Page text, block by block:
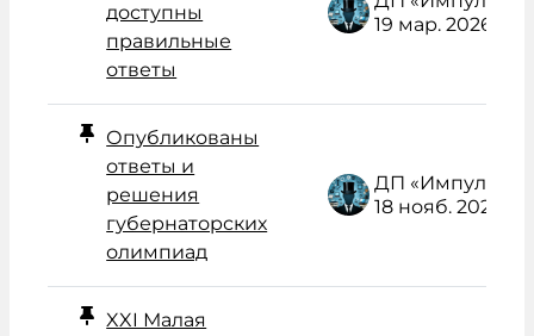
доступны
правильные
ответы
19 мар. 2026
Опубликованы
ответы и
решения
губернаторских
олимпиад
18 нояб. 2025
XXI Малая